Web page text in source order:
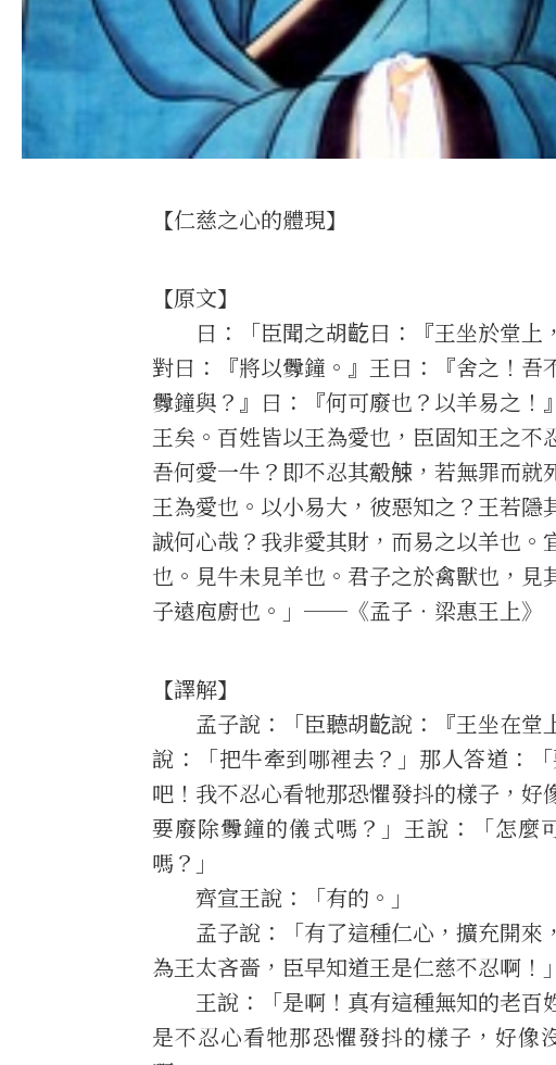
【仁慈之心的體現】
【原文】
曰：「臣聞之胡齕曰：『王坐於堂上
對曰：『將以釁鐘。』王曰：『舍之！
釁鐘與？』曰：『何可廢也？以羊易之
王矣。百姓皆以王為愛也，臣固知王之不
吾何愛一牛？即不忍其觳觫，若無罪而
王為愛也。以小易大，彼惡知之？王若
誠何心哉？我非愛其財，而易之以羊也
也。見牛未見羊也。君子之於禽獸也，
子遠庖廚也。」──《孟子‧梁惠王上》
【譯解】
孟子說：「臣聽胡齕說：『王坐在堂
說：「把牛牽到哪裡去？」那人答道：
吧！我不忍心看牠那恐懼發抖的樣子，
要廢除釁鐘的儀式嗎？」王說：「怎麼
嗎？」
齊宣王說：「有的。」
孟子說：「有了這種仁心，擴充開來
為王太吝嗇，臣早知道王是仁慈不忍啊！」
王說：「是啊！真有這種無知的老百
是不忍心看牠那恐懼發抖的樣子，好像